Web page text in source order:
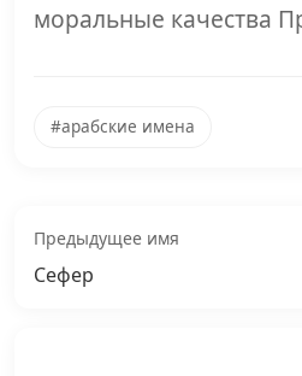
моральные качества
#арабские имена
Предыдущее имя
Сефер